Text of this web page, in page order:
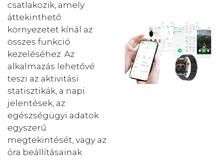
csatlakozik, amely
áttekinthető
környezetet kínál az
összes funkció
kezeléséhez. Az
alkalmazás lehetővé
teszi az aktivitási
statisztikák, a napi
jelentések, az
egészségügyi adatok
egyszerű
megtekintését, vagy az
óra beállításainak